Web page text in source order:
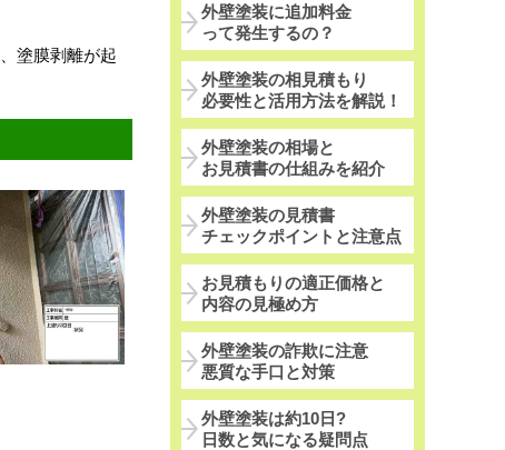
塗膜剥離が起
外壁塗装に追加料金
って発生するの？
外壁塗装の相見積もり
必要性と活用方法を解説！
外壁塗装の相場と
お見積書の仕組みを紹介
外壁塗装の見積書
チェックポイントと注意点
お見積もりの適正価格と
内容の見極め方
外壁塗装の詐欺に注意
悪質な手口と対策
外壁塗装は約10日?
日数と気になる疑問点